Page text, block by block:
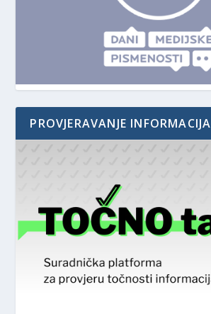
PROVJERAVANJE INFORMACIJA